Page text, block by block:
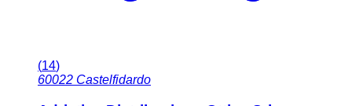
(14)
60022 Castelfidardo